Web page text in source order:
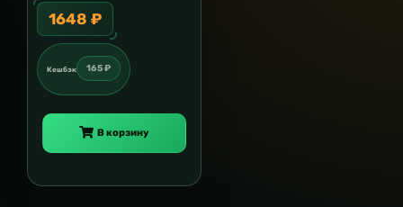
1648 ₽
Кешбэк 165 ₽
В корзину